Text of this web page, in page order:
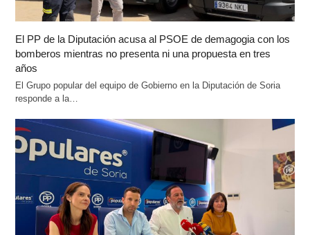
El PP de la Diputación acusa al PSOE de demagogia con los
bomberos mientras no presenta ni una propuesta en tres
años
El Grupo popular del equipo de Gobierno en la Diputación de Soria
responde a la…